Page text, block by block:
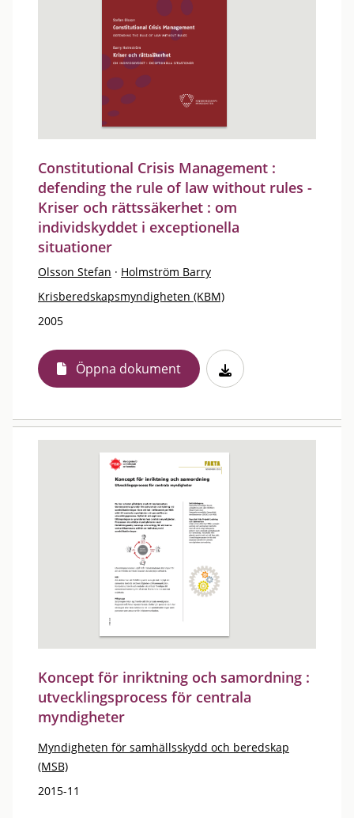
Constitutional Crisis Management :
defending the rule of law without rules -
Kriser och rättssäkerhet : om
individskyddet i exceptionella
situationer
Olsson Stefan · Holmström Barry
Krisberedskapsmyndigheten (KBM)
2005
Öppna dokument
Koncept för inriktning och samordning :
utvecklingsprocess för centrala
myndigheter
Myndigheten för samhällsskydd och beredskap
(MSB)
2015-11